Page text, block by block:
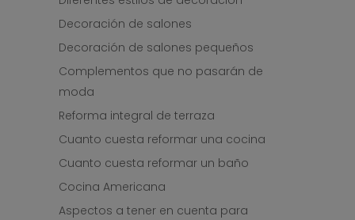
Decoración de salones
Decoración de salones pequeños
Complementos que no pasarán de
moda
Reforma integral de terraza
Cuanto cuesta reformar una cocina
Cuanto cuesta reformar un baño
Cocina Americana
Aspectos a tener en cuenta para